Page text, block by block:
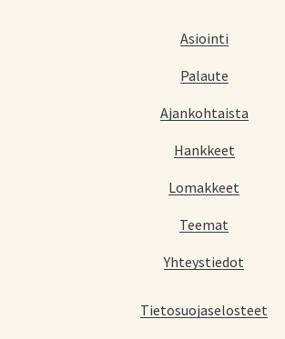
Asiointi
Palaute
Ajankohtaista
Hankkeet
Lomakkeet
Teemat
Yhteystiedot
Tietosuojaselosteet